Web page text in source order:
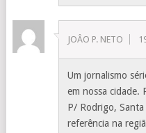
JOÂO P. NETO
Um jornalismo
em nossa cidade.
P/ Rodrigo,
referência na